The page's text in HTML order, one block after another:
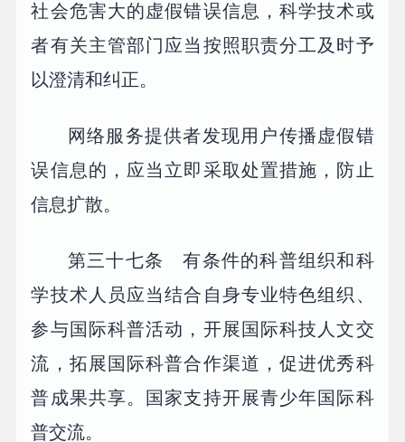
社会危害大的虚假错误信息，科学技术或
者有关主管部门应当按照职责分工及时予
以澄清和纠正。
网络服务提供者发现用户传播虚假错
误信息的，应当立即采取处置措施，防止
信息扩散。
第三十七条 有条件的科普组织和科
学技术人员应当结合自身专业特色组织、
参与国际科普活动，开展国际科技人文交
流，拓展国际科普合作渠道，促进优秀科
普成果共享。国家支持开展青少年国际科
普交流。